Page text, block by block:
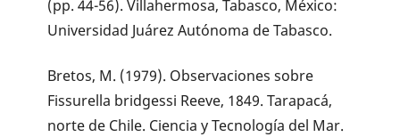
(pp. 44-56). Villahermosa, Tabasco, México:
Universidad Juárez Autónoma de Tabasco.
Bretos, M. (1979). Observaciones sobre
Fissurella bridgessi Reeve, 1849. Tarapacá,
norte de Chile. Ciencia y Tecnología del Mar.